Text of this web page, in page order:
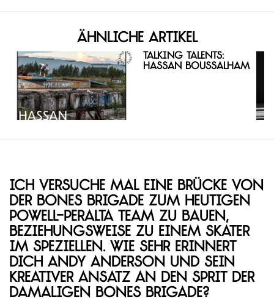
Ähnliche Artikel
Talking Talents:
Hassan Boussalham
Ich versuche mal eine Brücke von
der Bones Brigade zum heutigen
Powell-Peralta Team zu bauen,
beziehungsweise zu einem Skater
im Speziellen. Wie sehr erinnert
dich Andy Anderson und sein
kreativer Ansatz an den Sprit der
damaligen Bones Brigade?